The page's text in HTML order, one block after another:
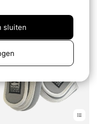
Uitverkocht
sluiten